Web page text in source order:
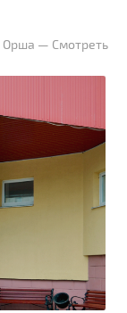
Орша — Смотреть